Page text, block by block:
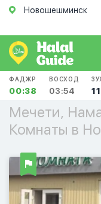
Новошешминск
ФАДЖР
00:38
ВОСХОД
03:54
Мечети,
Комнаты в